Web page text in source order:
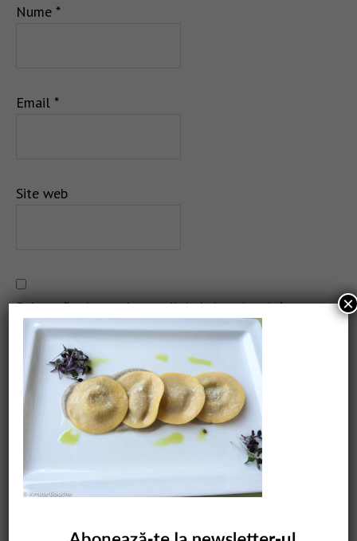
Nume *
Email *
Site web
Salvează-mi numele, emailul și site-ul web în acest
navigator pentru data viitoare când o să comentez.
×